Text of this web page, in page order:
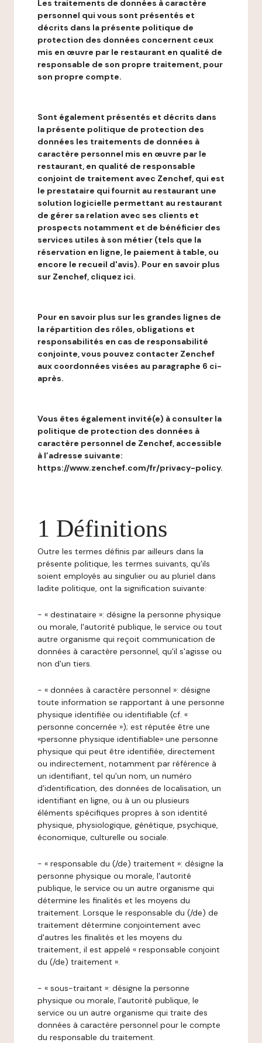
Les traitements de données à caractère
personnel qui vous sont présentés et
décrits dans la présente politique de
protection des données concernent ceux
mis en œuvre par le restaurant en qualité de
responsable de son propre traitement, pour
son propre compte.
Sont également présentés et décrits dans
la présente politique de protection des
données les traitements de données à
caractère personnel mis en œuvre par le
restaurant, en qualité de responsable
conjoint de traitement avec Zenchef, qui est
le prestataire qui fournit au restaurant une
solution logicielle permettant au restaurant
de gérer sa relation avec ses clients et
prospects notamment et de bénéficier des
services utiles à son métier (tels que la
réservation en ligne, le paiement à table, ou
encore le recueil d'avis). Pour en savoir plus
sur Zenchef, cliquez ici.
Pour en savoir plus sur les grandes lignes de
la répartition des rôles, obligations et
responsabilités en cas de responsabilité
conjointe, vous pouvez contacter Zenchef
aux coordonnées visées au paragraphe 6 ci-
après.
Vous êtes également invité(e) à consulter la
politique de protection des données à
caractère personnel de Zenchef, accessible
à l’adresse suivante:
https://www.zenchef.com/fr/privacy-policy.
1 Définitions
Outre les termes définis par ailleurs dans la
présente politique, les termes suivants, qu'ils
soient employés au singulier ou au pluriel dans
ladite politique, ont la signification suivante:
- « destinataire »: désigne la personne physique
ou morale, l'autorité publique, le service ou tout
autre organisme qui reçoit communication de
données à caractère personnel, qu'il s'agisse ou
non d'un tiers.
- « données à caractère personnel »: désigne
toute information se rapportant à une personne
physique identifiée ou identifiable (cf. «
personne concernée »); est réputée être une
«personne physique identifiable» une personne
physique qui peut être identifiée, directement
ou indirectement, notamment par référence à
un identifiant, tel qu'un nom, un numéro
d'identification, des données de localisation, un
identifiant en ligne, ou à un ou plusieurs
éléments spécifiques propres à son identité
physique, physiologique, génétique, psychique,
économique, culturelle ou sociale.
- « responsable du (/de) traitement »: désigne la
personne physique ou morale, l'autorité
publique, le service ou un autre organisme qui
détermine les finalités et les moyens du
traitement. Lorsque le responsable du (/de) de
traitement détermine conjointement avec
d'autres les finalités et les moyens du
traitement, il est appelé « responsable conjoint
du (/de) traitement ».
- « sous-traitant »: désigne la personne
physique ou morale, l'autorité publique, le
service ou un autre organisme qui traite des
données à caractère personnel pour le compte
du responsable du traitement.